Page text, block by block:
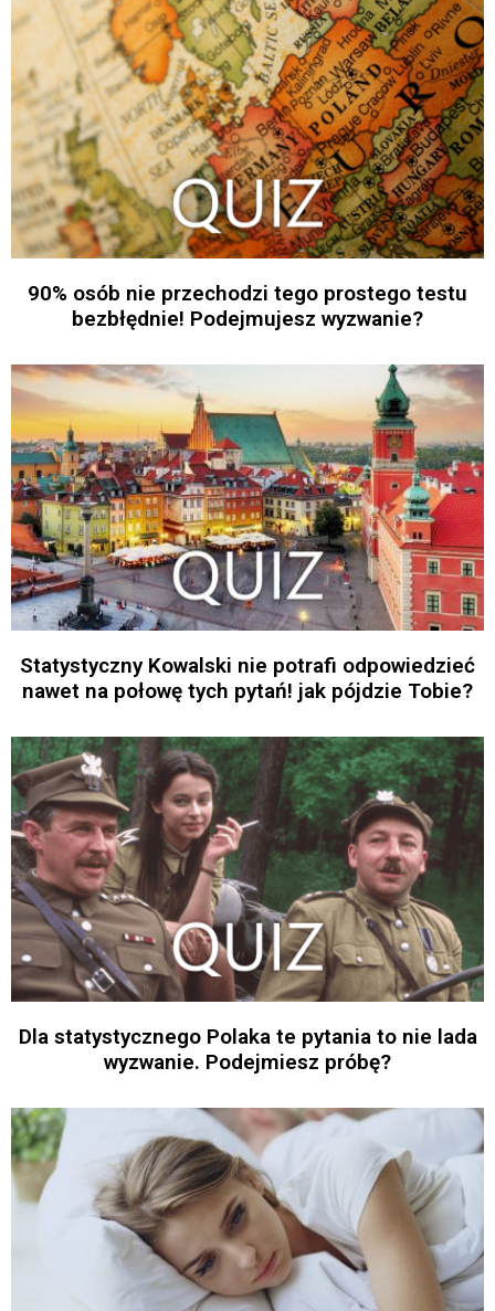
90% osób nie przechodzi tego prostego testu
bezbłędnie! Podejmujesz wyzwanie?
Statystyczny Kowalski nie potrafi odpowiedzieć
nawet na połowę tych pytań! jak pójdzie Tobie?
Dla statystycznego Polaka te pytania to nie lada
wyzwanie. Podejmiesz próbę?